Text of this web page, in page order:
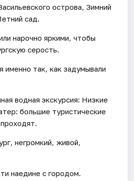
острова, Зимний
сад.
нарочно яркими, чтобы
серость.
именно так, как задумывали
водная экскурсия: Низкие
большие туристические
негромкий, живой,
наедине с городом.